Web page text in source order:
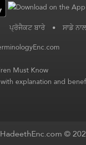
ਪ੍ਰੋਜੈਕਟ ਬਾਰੇ • ਸਾਡੇ
Must Know
explanation and
HadeethEnc.com ©